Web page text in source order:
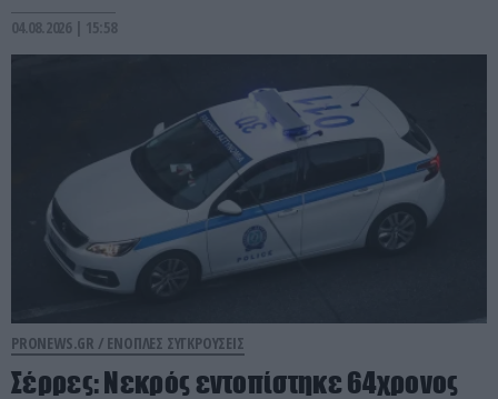
04.08.2026 | 15:58
PRONEWS.GR / ΕΝΟΠΛΕΣ ΣΥΓΚΡΟΥΣΕΙΣ
Σέρρες: Νεκρός εντοπίστηκε 64χρονος